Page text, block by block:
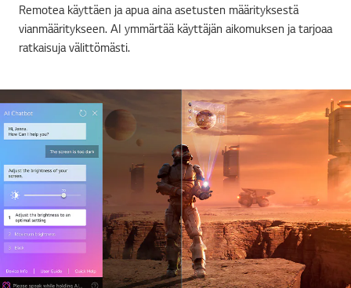
Remotea käyttäen ja apua aina asetusten määrityksestä
vianmääritykseen. AI ymmärtää käyttäjän aikomuksen ja tarjoaa
ratkaisuja välittömästi.